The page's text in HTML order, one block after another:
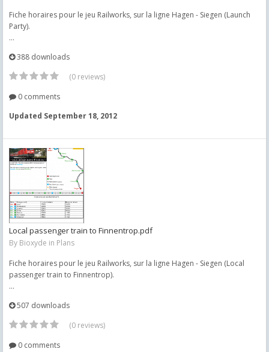
Fiche horaires pour le jeu Railworks, sur la ligne Hagen - Siegen (Launch
Party).
...
388 downloads
(0 reviews)
0 comments
Updated September 18, 2012
Local passenger train to Finnentrop.pdf
By Bioxyde in Plans
Fiche horaires pour le jeu Railworks, sur la ligne Hagen - Siegen (Local
passenger train to Finnentrop).
...
507 downloads
(0 reviews)
0 comments